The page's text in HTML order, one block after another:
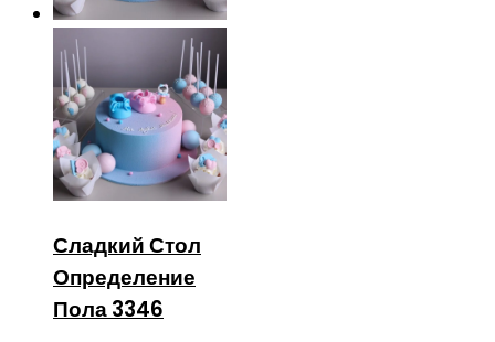
Сладкий Стол
Определение
Пола 3346